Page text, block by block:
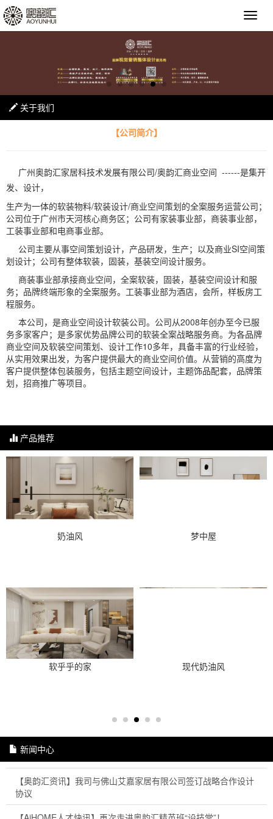
关于我们
【公司简介】
广州奥韵汇家居科技术发展有限公司/奥韵汇商业空间 ------是集开
发、设计，
生产为一体的软装物料/软装设计/商业空间策划的全案服务运营公司；
公司位于广州市天河核心商务区；公司有家装事业部，商装事业部，
工装事业部和电商事业部。
公司主要从事空间策划设计，产品研发，生产；以及商业SI空间策
划设计；公司有整体软装，固装，基装空间设计服务。
商装事业部承接商业空间，全案软装，固装，基装空间设计和服
务；品牌终端形象的全案服务。工装事业部为酒店，会所，样板房工
程服务。
本公司，是商业空间设计软装公司。公司从2008年创办至今已服
务多家客户；是多家优势品牌公司的软装全案战略服务商。为各品牌
商业空间及软装空间策划、设计工作10多年，具备丰富的行业经验，
从实用效果出发，为客户提供最大的商业空间价值。从营销的高度为
客户提供整体包装服务，包括主题空间设计，主题饰品配套，品牌策
划，招商推广等项目。
产品推荐
奶油风
软乎乎的家
梦中屋
现代奶油风
新闻中心
【奥韵汇资讯】我司与佛山艾嘉家居有限公司签订战略合作设计
协议